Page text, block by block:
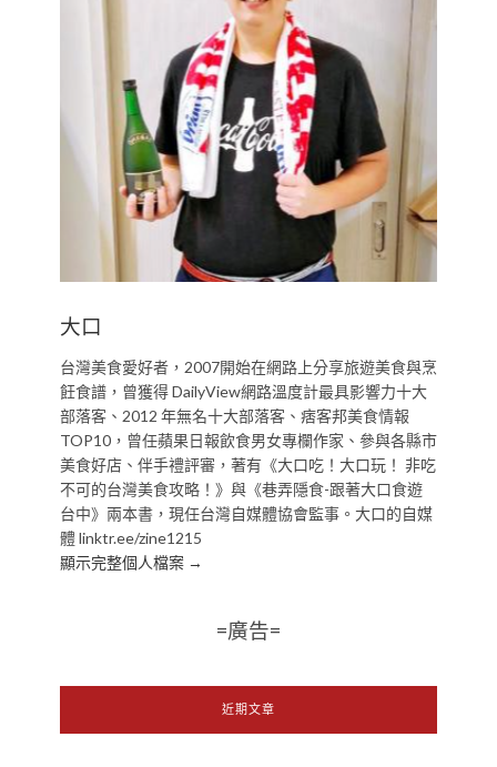
大口
台灣美食愛好者，2007開始在網路上分享旅遊美食與烹
飪食譜，曾獲得 DailyView網路溫度計最具影響力十大
部落客、2012 年無名十大部落客、痞客邦美食情報
TOP10，曾任蘋果日報飲食男女專欄作家、參與各縣市
美食好店、伴手禮評審，著有《大口吃！大口玩！ 非吃
不可的台灣美食攻略！》與《巷弄隱食-跟著大口食遊
台中》兩本書，現任台灣自媒體協會監事。大口的自媒
體 linktr.ee/zine1215
顯示完整個人檔案 →
=廣告=
近期文章